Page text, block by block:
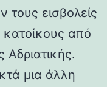
τους εισβολείς
από
μια άλλη